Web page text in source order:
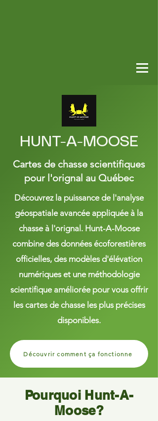
HUNT-A-MOOSE
Cartes de chasse scientifiques
pour l'orignal au Québec
Découvrez la puissance de l'analyse
géospatiale avancée appliquée à la
chasse à l'orignal. Hunt-A-Moose
combine des données écoforestières
officielles, des modèles d'élévation
numériques et une méthodologie
scientifique améliorée pour vous offrir
les cartes de chasse les plus précises
disponibles.
Découvrir comment ça fonctionne
Pourquoi Hunt-A-
Moose?